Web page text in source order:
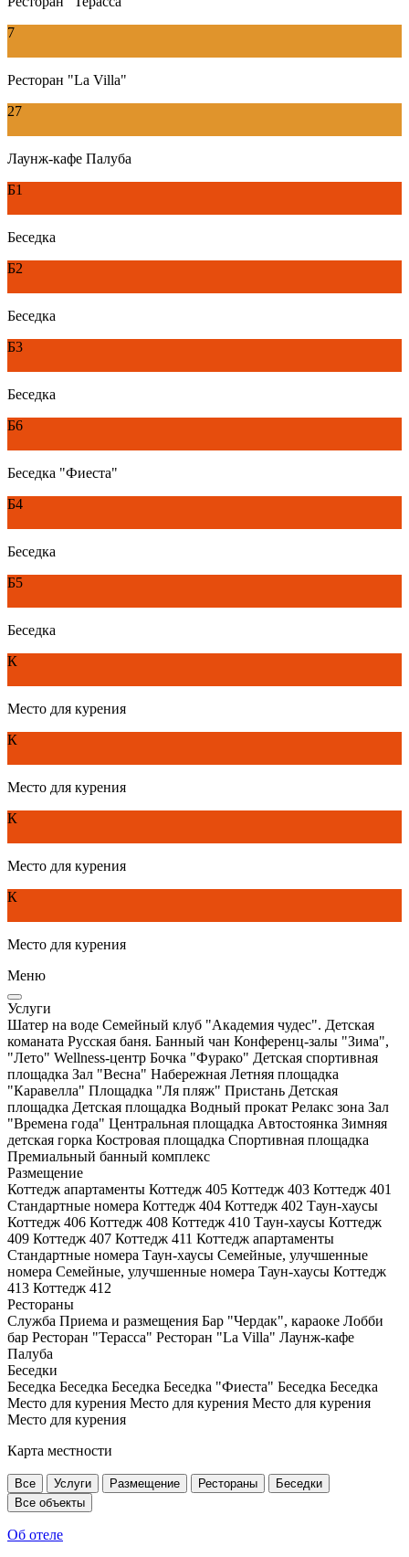
7
Ресторан "La Villa"
27
Лаунж-кафе Палуба
Б1
Беседка
Б2
Беседка
Б3
Беседка
Б6
Беседка "Фиеста"
Б4
Беседка
Б5
Беседка
К
Место для курения
К
Место для курения
К
Место для курения
К
Место для курения
Меню
Услуги
Шатер на воде Семейный клуб "Академия чудес". Детская
команата Русская баня. Банный чан Конференц-залы "Зима",
"Лето" Wellness-центр Бочка "Фурако" Детская спортивная
площадка Зал "Весна" Набережная Летняя площадка
"Каравелла" Площадка "Ля пляж" Пристань Детская
площадка Детская площадка Водный прокат Релакс зона Зал
"Времена года" Центральная площадка Автостоянка Зимняя
детская горка Костровая площадка Спортивная площадка
Премиальный банный комплекс
Размещение
Коттедж апартаменты Коттедж 405 Коттедж 403 Коттедж 401
Стандартные номера Коттедж 404 Коттедж 402 Таун-хаусы
Коттедж 406 Коттедж 408 Коттедж 410 Таун-хаусы Коттедж
409 Коттедж 407 Коттедж 411 Коттедж апартаменты
Стандартные номера Таун-хаусы Семейные, улучшенные
номера Семейные, улучшенные номера Таун-хаусы Коттедж
413 Коттедж 412
Рестораны
Служба Приема и размещения Бар "Чердак", караоке Лобби
бар Ресторан "Терасса" Ресторан "La Villa" Лаунж-кафе
Палуба
Беседки
Беседка Беседка Беседка Беседка "Фиеста" Беседка Беседка
Место для курения Место для курения Место для курения
Место для курения
Карта местности
Все Услуги Размещение Рестораны
Беседки
Все объекты
Об отеле